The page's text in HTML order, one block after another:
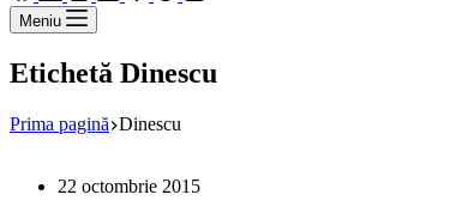
Meniu
Etichetă Dinescu
Prima pagină Dinescu
22 octombrie 2015